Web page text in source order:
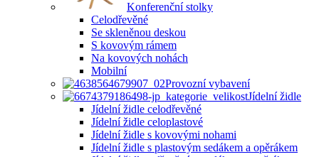
Konferenční stolky
Celodřevěné
Se skleněnou deskou
S kovovým rámem
Na kovových nohách
Mobilní
Provozní vybavení
Jídelní židle
Jídelní židle celodřevěné
Jídelní židle celoplastové
Jídelní židle s kovovými nohami
Jídelní židle s plastovým sedákem a opěrákem